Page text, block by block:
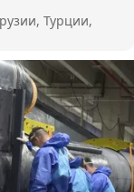
Турции,